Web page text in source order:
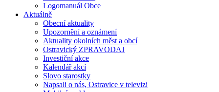
Logomanuál Obce
Aktuálně
Obecní aktuality
Upozornění a oznámení
Aktuality okolních měst a obcí
Ostravický ZPRAVODAJ
Investiční akce
Kalendář akcí
Slovo starostky
Napsali o nás, Ostravice v televizi